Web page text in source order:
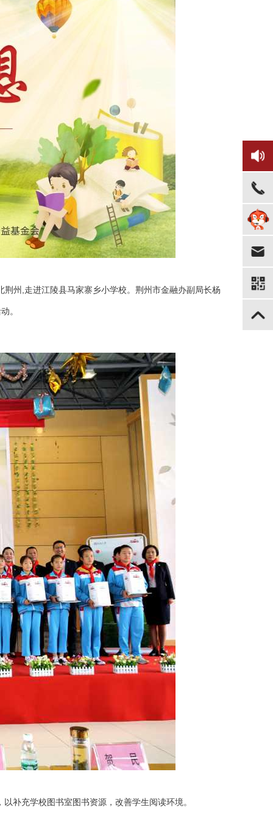
州,走进江陵县马家寨乡小学校。荆州市金融办副局长杨
。
补充学校图书室图书资源，改善学生阅读环境。